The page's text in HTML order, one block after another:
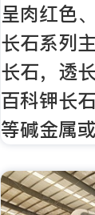
呈肉红色
长石系列
长石，透
百科钾长
等碱金属